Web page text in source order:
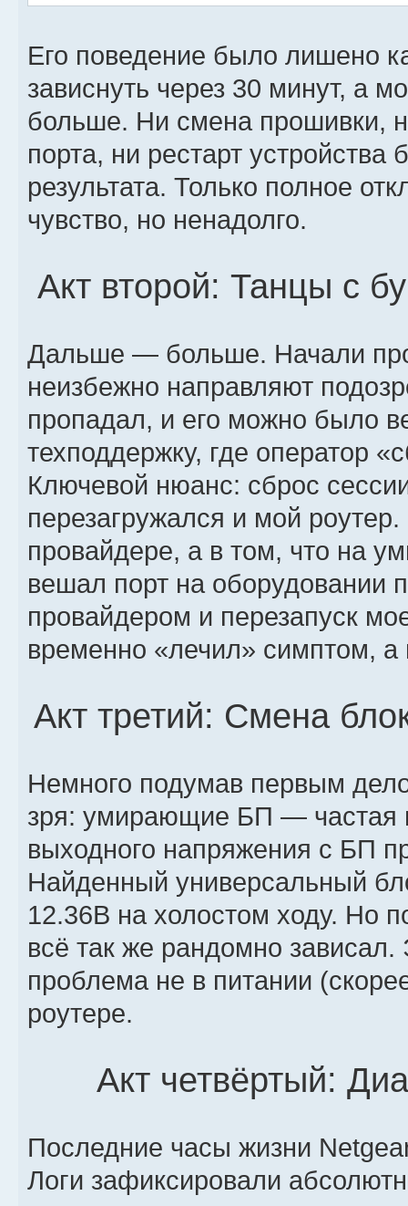
Его поведение было лишено
зависнуть через 30 минут, а
больше. Ни смена прошивки,
порта, ни рестарт
результата. Только полное
чувство, но ненадолго.
Акт второй: Танцы с
Дальше — больше. Начали
неизбежно направляют
пропадал, и его можно было
техподдержку, где оператор
Ключевой нюанс: сброс
перезагружался и мой
провайдере, а в том, что на
вешал порт на оборудовании
провайдером и перезапуск
временно «лечил» симптом, а
Акт третий: Смена
Немного подумав первым
зря: умирающие БП — частая
выходного напряжения с БП
Найденный универсальный
12.36В на холостом ходу. Но
всё так же рандомно
проблема не в питании
роутере.
Акт четвёртый:
Последние часы жизни
Логи зафиксировали